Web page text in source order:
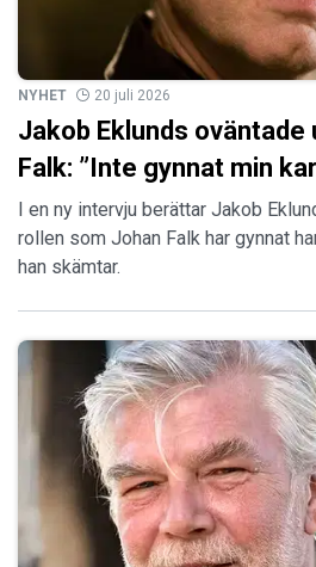
NYHET 20 juli 2026
Jakob Eklunds oväntade
Falk: ”Inte gynnat min
I en ny intervju berättar Jakob
rollen som Johan Falk har gynnat
han skämtar.